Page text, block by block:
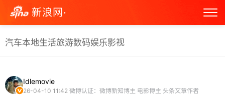
新浪网·
汽车本地生活旅游数码娱乐影视
Idlemovie
26-04-10 11:42 微博认证：微博新知博主 电影博主 头条文章作者